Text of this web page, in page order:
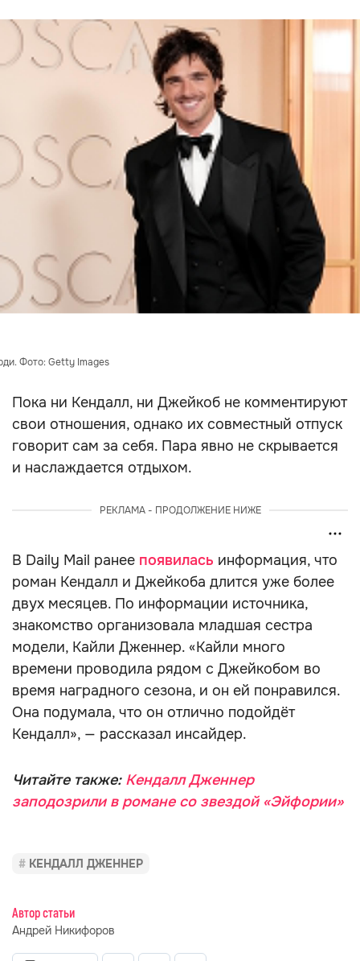
Фото: Getty Images
Пока ни Кендалл, ни Джейкоб не комментируют
свои отношения, однако их совместный отпуск
говорит сам за себя. Пара явно не скрывается
и наслаждается отдыхом.
РЕКЛАМА - ПРОДОЛЖЕНИЕ НИЖЕ
В Daily Mail ранее появилась информация, что
роман Кендалл и Джейкоба длится уже более
двух месяцев. По информации источника,
знакомство организовала младшая сестра
модели, Кайли Дженнер. «Кайли много
времени проводила рядом с Джейкобом во
время наградного сезона, и он ей понравился.
Она подумала, что он отлично подойдёт
Кендалл», — рассказал инсайдер.
Читайте также: Кендалл Дженнер
заподозрили в романе со звездой «Эйфории»
КЕНДАЛЛ ДЖЕННЕР
Автор статьи
Андрей Никифоров